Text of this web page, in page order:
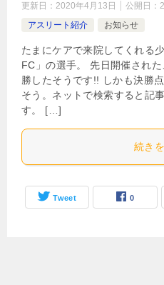
更新日： 2020年4月13日 公開日：
アスリート紹介
お知らせ
たまにケアで来院してくれる
FC」の選手。 先日開催され
勝したそうです!! しかも決勝
そう。ネットで検索すると記
す。 […]
続き
Tweet 0